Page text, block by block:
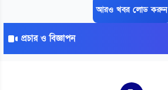
আরও খবর লোড করুন
প্রচার ও বিজ্ঞাপন